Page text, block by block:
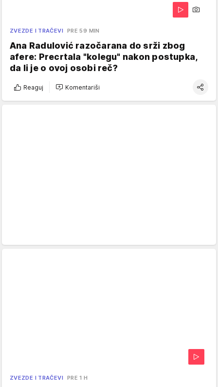
ZVEZDE I TRAČEVI PRE 59 MIN
Ana Radulović razočarana do srži zbog
afere: Precrtala "kolegu" nakon postupka,
da li je o ovoj osobi reč?
Reaguj Komentariši
ZVEZDE I TRAČEVI PRE 1 H